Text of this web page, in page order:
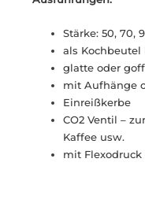
Stärke: 50, 70,
als Kochbeutel
glatte oder
mit Aufhänge
Einreißkerbe
CO2 Ventil –
Kaffee usw.
mit